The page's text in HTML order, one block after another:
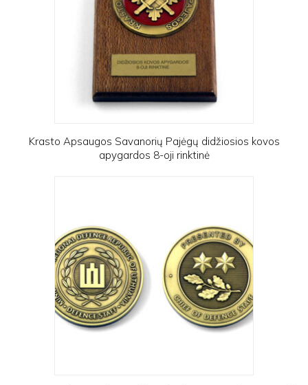
Krasto Apsaugos Savanorių Pajėgų didžiosios kovos
apygardos 8-oji rinktinė